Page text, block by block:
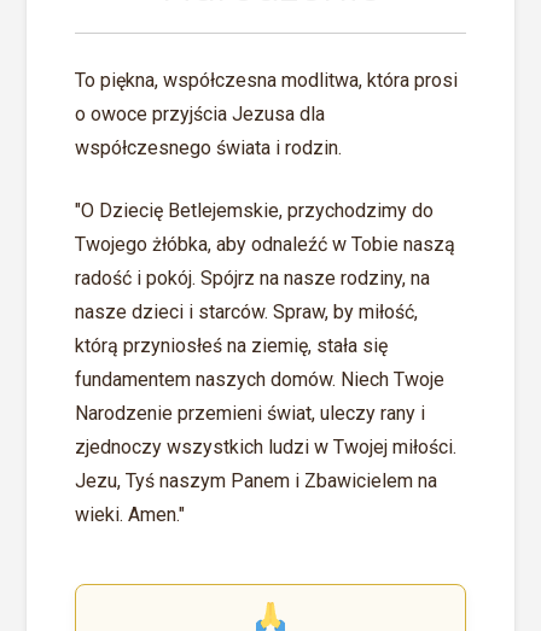
To piękna, współczesna modlitwa, która prosi
o owoce przyjścia Jezusa dla
współczesnego świata i rodzin.
"O Dziecię Betlejemskie, przychodzimy do
Twojego żłóbka, aby odnaleźć w Tobie naszą
radość i pokój. Spójrz na nasze rodziny, na
nasze dzieci i starców. Spraw, by miłość,
którą przyniosłeś na ziemię, stała się
fundamentem naszych domów. Niech Twoje
Narodzenie przemieni świat, uleczy rany i
zjednoczy wszystkich ludzi w Twojej miłości.
Jezu, Tyś naszym Panem i Zbawicielem na
wieki. Amen."